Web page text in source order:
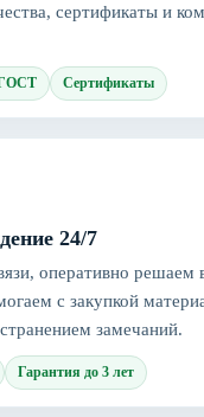
сертификаты и
ГОСТ Сертификаты
24/7
оперативно решаем
с закупкой
замечаний.
Гарантия до 3 лет